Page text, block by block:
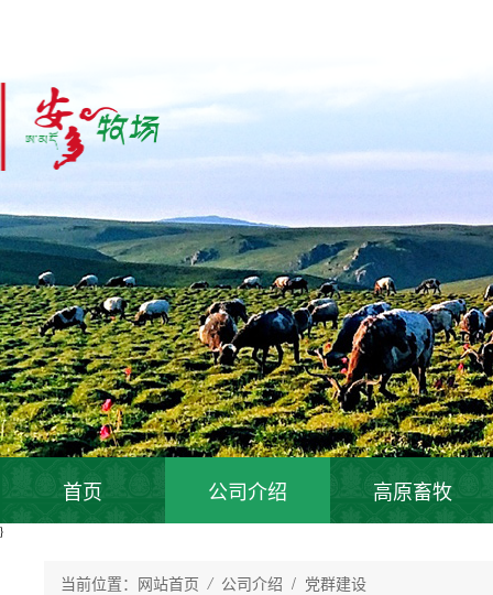
首页 公司介绍 高原畜牧
}
当前位置： 网站首页 / 公司介绍 / 党群建设